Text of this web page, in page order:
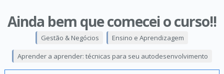
Ainda bem que comecei o curso!!
Gestão & Negócios Ensino e Aprendizagem
Aprender a aprender: técnicas para seu autodesenvolvimento